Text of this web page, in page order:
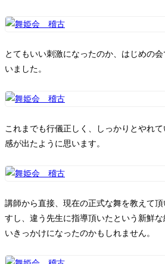
とてもいい刺激になったのか、はじめの
いました。
これまでも行儀正しく、しっかりとやれ
感が出たように思います。
講師から直接、現在の正式な舞を教えて
すし、違う先生に指導頂いたという新鮮
いきっかけになったのかもしれません。